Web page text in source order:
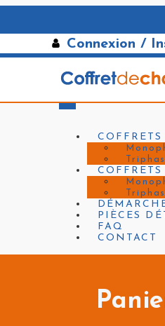
Connexion /
COFFRETS
PIÈCES
FAQ
CONTACT